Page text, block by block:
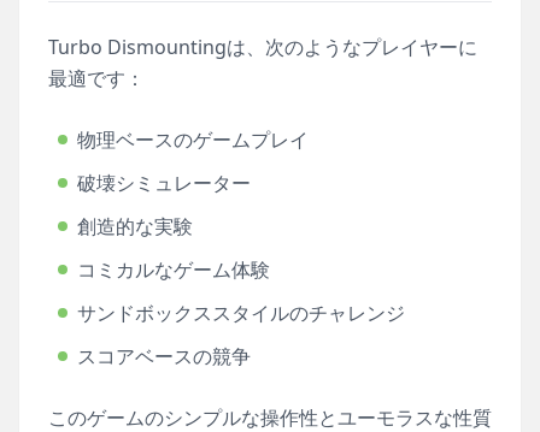
Turbo Dismountingは、次のようなプレイヤーに
最適です：
物理ベースのゲームプレイ
破壊シミュレーター
創造的な実験
コミカルなゲーム体験
サンドボックススタイルのチャレンジ
スコアベースの競争
このゲームのシンプルな操作性とユーモラスな性質